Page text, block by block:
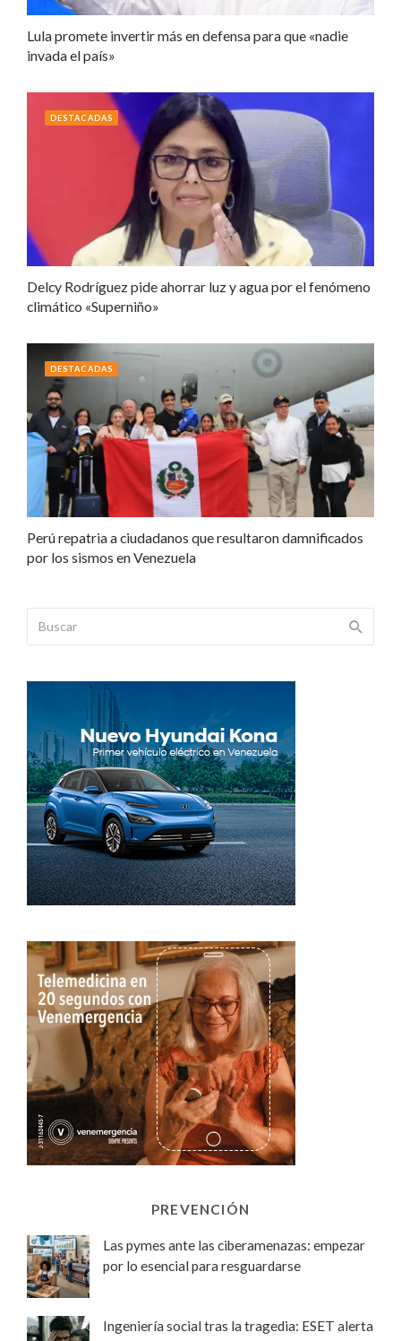
Lula promete invertir más en defensa para que «nadie
invada el país»
Delcy Rodríguez pide ahorrar luz y agua por el fenómeno
climático «Superniño»
DESTACADAS
Perú repatria a ciudadanos que resultaron damnificados
por los sismos en Venezuela
DESTACADAS
PREVENCIÓN
Las pymes ante las ciberamenazas: empezar
por lo esencial para resguardarse
Ingeniería social tras la tragedia: ESET alerta